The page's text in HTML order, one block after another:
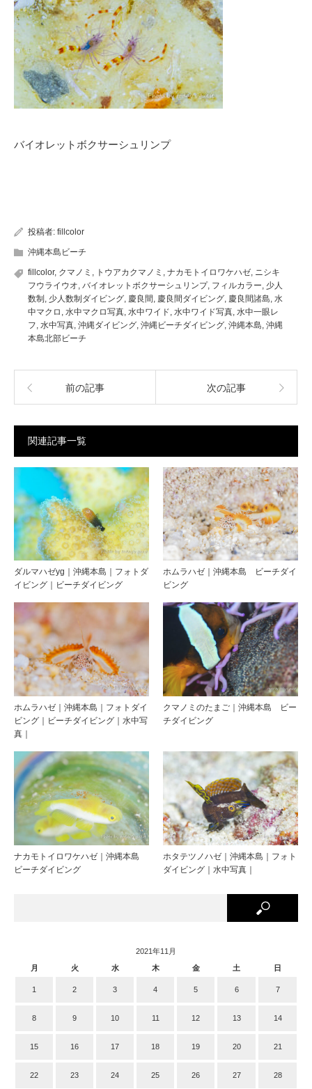
バイオレットボクサーシュリンプ
投稿者: fillcolor
沖縄本島ビーチ
fillcolor, クマノミ トウアカクマノミ ナカモトイロワケハゼ ニシキ
フウライウオ バイオレットボクサーシュリンプ, フィルカラー 少人
数制 少人数制ダイビング 慶良間 慶良間ダイビング 慶良間諸島 水
中マクロ 水中マクロ写真 水中ワイド 水中ワイド写真 水中一眼レ
フ 水中写真 沖縄ダイビング 沖縄ビーチダイビング 沖縄本島 沖縄
本島北部ビーチ
前の記事 次の記事
関連記事一覧
ダルマハゼyg｜沖縄本島｜フォトダ
イビング｜ビーチダイビング
ホムラハゼ｜沖縄本島 ビーチダイ
ビング
ホムラハゼ｜沖縄本島｜フォトダイ
ビング｜ビーチダイビング｜水中写
真｜
クマノミのたまご｜沖縄本島 ビー
チダイビング
ナカモトイロワケハゼ｜沖縄本島
ビーチダイビング
ホタテツノハゼ｜沖縄本島｜フォト
ダイビング｜水中写真｜
2021年11月
月
火 水 木 金 土 日
1 2 3 4 5 6 7
8 9 10 11 12 13 14
15 16 17 18 19 20 21
22 23 24 25 26 27 28